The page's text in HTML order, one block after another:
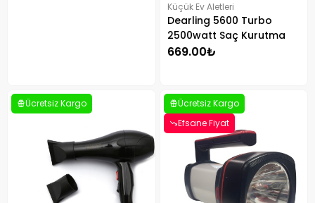
Küçük Ev Aletleri
Dearling 5600 Turbo
2500watt Saç Kurutma
Ve Fön Makinesi Hız Ve
669.00₺
Ücretsiz Kargo
Ücretsiz Kargo
Efsane Fiyat